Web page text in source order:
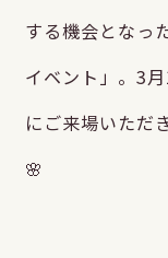
する機会となっ
イベント」。3
にご来場いただ
🌸